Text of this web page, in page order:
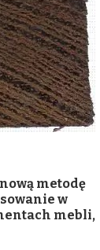
metodę
w
mebli,